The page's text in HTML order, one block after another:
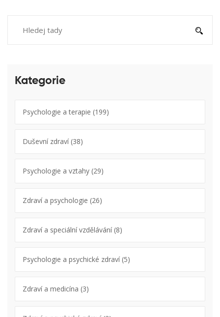
Kategorie
Psychologie a terapie (199)
Duševní zdraví(38)
Psychologie a vztahy (29)
Zdraví a psychologie (26)
Zdraví a speciální vzdělávání(8)
Psychologie a psychické zdraví(5)
Zdraví a medicína (3)